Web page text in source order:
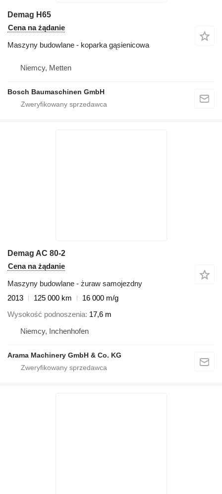
Demag H65
Cena na żądanie
Maszyny budowlane - koparka gąsienicowa
Niemcy, Metten
Bosch Baumaschinen GmbH
Demag AC 80-2
Cena na żądanie
Maszyny budowlane - żuraw samojezdny
2013
125 000 km
16 000 m/g
Wysokość podnoszenia 17,6 m
Niemcy, Inchenhofen
Arama Machinery GmbH & Co. KG